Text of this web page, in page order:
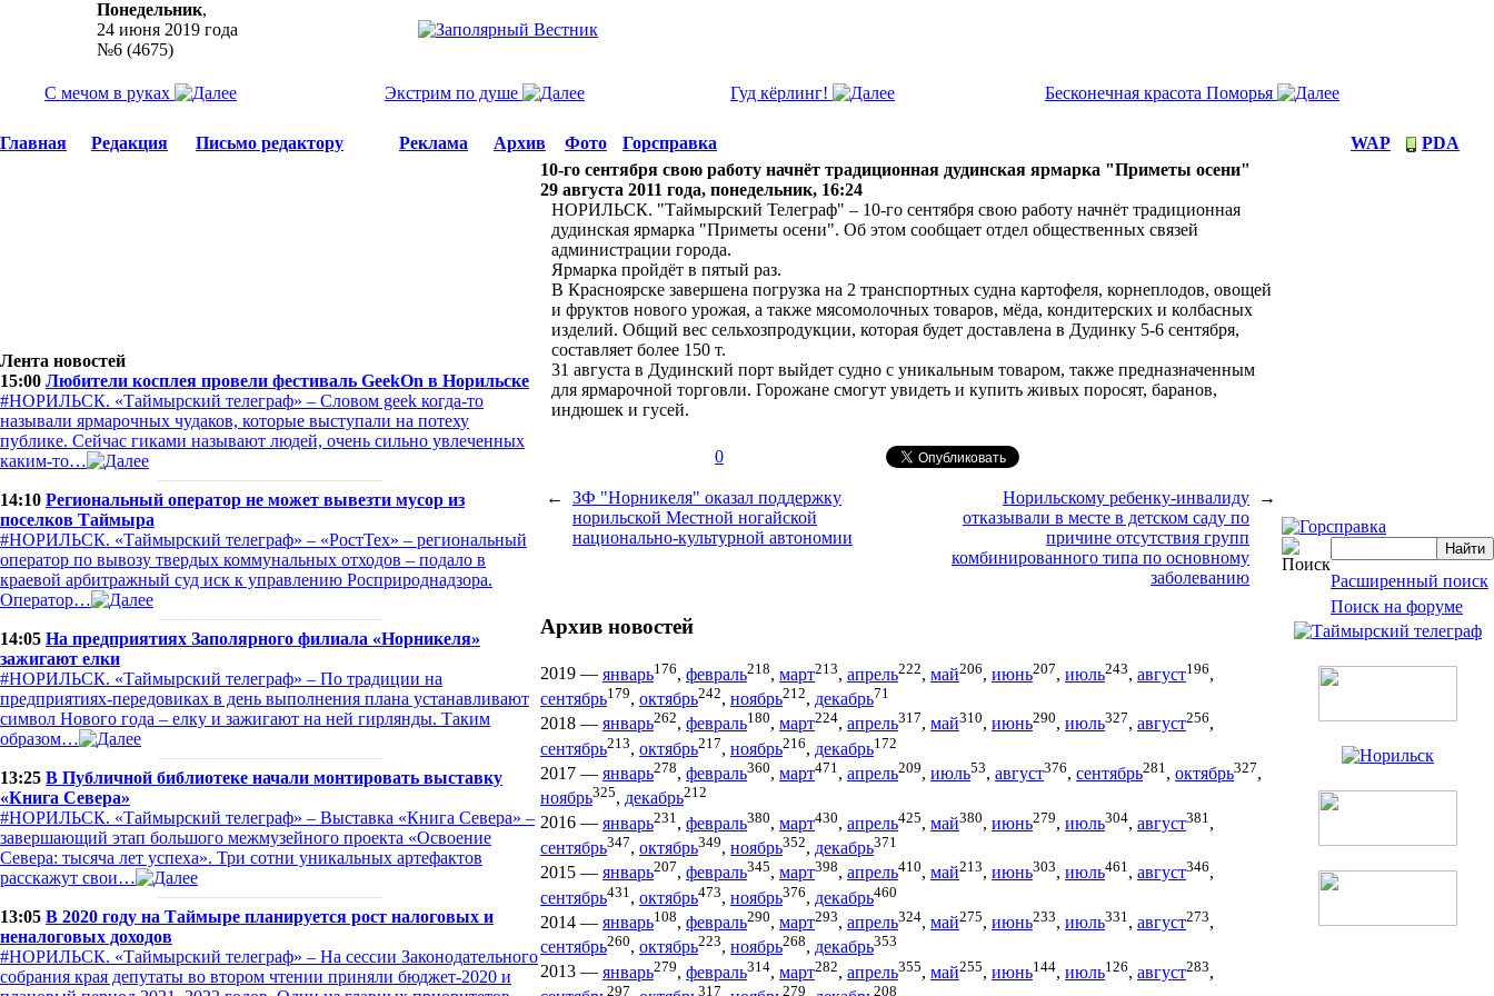
Понедельник,
24 июня 2019 года
№6 (4675)
С мечом в руках Экстрим по душе Гуд кёрлинг! Бесконечная красота Поморья
Главная Редакция Письмо редактору Реклама Архив Фото Горсправка WAP PDA
Лента новостей
15:00 Любители косплея провели фестиваль GeekOn в Норильске
#НОРИЛЬСК. «Таймырский телеграф» – Словом geek когда-то
называли ярмарочных чудаков, которые выступали на потеху
публике. Сейчас гиками называют людей, очень сильно увлеченных
каким-то…
14:10 Региональный оператор не может вывезти мусор из
поселков Таймыра
#НОРИЛЬСК. «Таймырский телеграф» – «РостТех» – региональный
оператор по вывозу твердых коммунальных отходов – подало в
краевой арбитражный суд иск к управлению Росприроднадзора.
Оператор…
14:05 На предприятиях Заполярного филиала «Норникеля»
зажигают елки
#НОРИЛЬСК. «Таймырский телеграф» – По традиции на
предприятиях-передовиках в день выполнения плана устанавливают
символ Нового года – елку и зажигают на ней гирлянды. Таким
образом…
13:25 В Публичной библиотеке начали монтировать выставку
«Книга Севера»
#НОРИЛЬСК. «Таймырский телеграф» – Выставка «Книга Севера» –
завершающий этап большого межмузейного проекта «Освоение
Севера: тысяча лет успеха». Три сотни уникальных артефактов
расскажут свои…
13:05 В 2020 году на Таймыре планируется рост налоговых и
неналоговых доходов
#НОРИЛЬСК. «Таймырский телеграф» – На сессии Законодательного
собрания края депутаты во втором чтении приняли бюджет-2020 и
10-го сентября свою работу начнёт традиционная дудинская ярмарка "Приметы осени"
29 августа 2011 года, понедельник, 16:24
НОРИЛЬСК. "Таймырский Телеграф" – 10-го сентября свою работу начнёт традиционная
дудинская ярмарка "Приметы осени". Об этом сообщает отдел общественных связей
администрации города.
Ярмарка пройдёт в пятый раз.
В Красноярске завершена погрузка на 2 транспортных судна картофеля, корнеплодов, овощей
и фруктов нового урожая, а также мясомолочных товаров, мёда, кондитерских и колбасных
изделий. Общий вес сельхозпродукции, которая будет доставлена в Дудинку 5-6 сентября,
составляет более 150 т.
31 августа в Дудинский порт выйдет судно с уникальным товаром, также предназначенным
для ярмарочной торговли. Горожане смогут увидеть и купить живых поросят, баранов,
индюшек и гусей.
0
←
ЗФ "Норникеля" оказал поддержку
норильской Местной ногайской
национально-культурной автономии
Норильскому ребенку-инвалиду
отказывали в месте в детском саду по
причине отсутствия групп
комбинированного типа по основному
заболеванию
→
Архив новостей
2019 — январь176, февраль218, март213, апрель222, май206, июнь207, июль243, август196,
сентябрь179, октябрь242, ноябрь212, декабрь71
2018 — январь262, февраль180, март224, апрель317, май310, июнь290, июль327, август256,
сентябрь213, октябрь217, ноябрь216, декабрь172
2017 — январь278, февраль360, март471 , апрель209, июль53, август376, сентябрь281 , октябрь327,
ноябрь325, декабрь212
2016 — январь231 , февраль380, март430, апрель425, май380, июнь279, июль304, август381 ,
сентябрь347, октябрь349, ноябрь352, декабрь371
2015 — январь207, февраль345, март398, апрель410, май213, июнь303, июль461, август346,
сентябрь431 , октябрь473, ноябрь376, декабрь460
2014 — январь108, февраль290, март293, апрель324, май275, июнь233, июль331 , август273,
сентябрь260, октябрь223, ноябрь268, декабрь353
2013 — январь279, февраль314, март282, апрель355, май255, июнь144, июль126, август283,
297 317 279 208
Расширенный поиск
Поиск на форуме